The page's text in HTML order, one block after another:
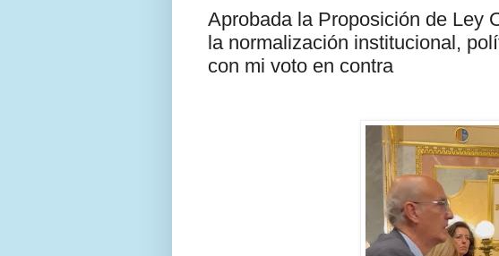
Aprobada la Proposición de Ley
la normalización institucional,
con mi voto en contra